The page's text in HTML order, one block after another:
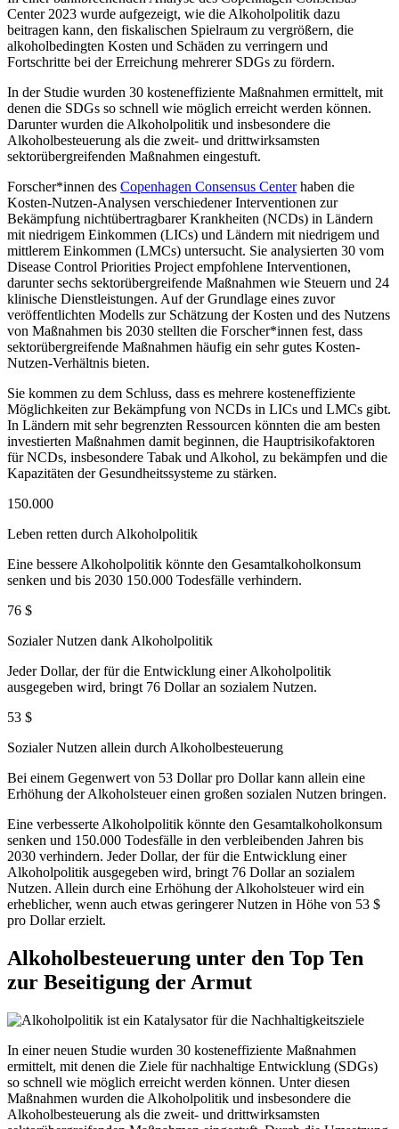
Center 2023 wurde aufgezeigt, wie die Alkoholpolitik dazu
beitragen kann, den fiskalischen Spielraum zu vergrößern, die
alkoholbedingten Kosten und Schäden zu verringern und
Fortschritte bei der Erreichung mehrerer SDGs zu fördern.
In der Studie wurden 30 kosteneffiziente Maßnahmen ermittelt, mit
denen die SDGs so schnell wie möglich erreicht werden können.
Darunter wurden die Alkoholpolitik und insbesondere die
Alkoholbesteuerung als die zweit- und drittwirksamsten
sektorübergreifenden Maßnahmen eingestuft.
Forscher*innen des Copenhagen Consensus Centerhaben die
Kosten-Nutzen-Analysen verschiedener Interventionen zur
Bekämpfung nichtübertragbarer Krankheiten (NCDs) in Ländern
mit niedrigem Einkommen (LICs) und Ländern mit niedrigem und
mittlerem Einkommen (LMCs) untersucht. Sie analysierten 30 vom
Disease Control Priorities Project empfohlene Interventionen,
darunter sechs sektorübergreifende Maßnahmen wie Steuern und 24
klinische Dienstleistungen. Auf der Grundlage eines zuvor
veröffentlichten Modells zur Schätzung der Kosten und des Nutzens
von Maßnahmen bis 2030 stellten die Forscher*innen fest, dass
sektorübergreifende Maßnahmen häufig ein sehr gutes Kosten-
Nutzen-Verhältnis bieten.
Sie kommen zu dem Schluss, dass es mehrere kosteneffiziente
Möglichkeiten zur Bekämpfung von NCDs in LICs und LMCs gibt.
In Ländern mit sehr begrenzten Ressourcen könnten die am besten
investierten Maßnahmen damit beginnen, die Hauptrisikofaktoren
für NCDs, insbesondere Tabak und Alkohol, zu bekämpfen und die
Kapazitäten der Gesundheitssysteme zu stärken.
150.000
Leben retten durch Alkohol­politik
Eine bessere Alkoholpolitik könnte den Gesamtalkoholkonsum
senken und bis 2030 150.000 Todesfälle verhindern.
76 $
Sozialer Nutzen dank Alkohol­politik
Jeder Dollar, der für die Entwicklung einer Alkoholpolitik
ausgegeben wird, bringt 76 Dollar an sozialem Nutzen.
53 $
Sozialer Nutzen allein durch Alkohol­besteuerung
Bei einem Gegenwert von 53 Dollar pro Dollar kann allein eine
Erhöhung der Alkoholsteuer einen großen sozialen Nutzen bringen.
Eine verbesserte Alkoholpolitik könnte den Gesamtalkoholkonsum
senken und 150.000 Todesfälle in den verbleibenden Jahren bis
2030 verhindern. Jeder Dollar, der für die Entwicklung einer
Alkoholpolitik ausgegeben wird, bringt 76 Dollar an sozialem
Nutzen. Allein durch eine Erhöhung der Alkoholsteuer wird ein
erheblicher, wenn auch etwas geringerer Nutzen in Höhe von 53 $
pro Dollar erzielt.
Alkoholbesteuerung unter den Top Ten
zur Beseitigung der Armut
In einer neuen Studie wurden 30 kosteneffiziente Maßnahmen
ermittelt, mit denen die Ziele für nachhaltige Entwicklung (SDGs)
so schnell wie möglich erreicht werden können. Unter diesen
Maßnahmen wurden die Alkoholpolitik und insbesondere die
Alkoholbesteuerung als die zweit- und drittwirksamsten